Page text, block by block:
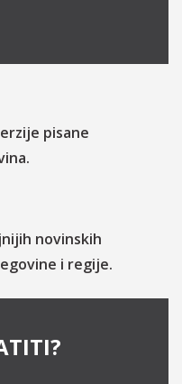
pisane
novinskih
i regije.